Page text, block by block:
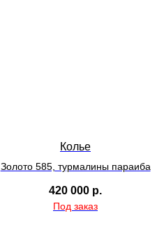
Колье
Золото 585, турмалины параиба
420 000 р.